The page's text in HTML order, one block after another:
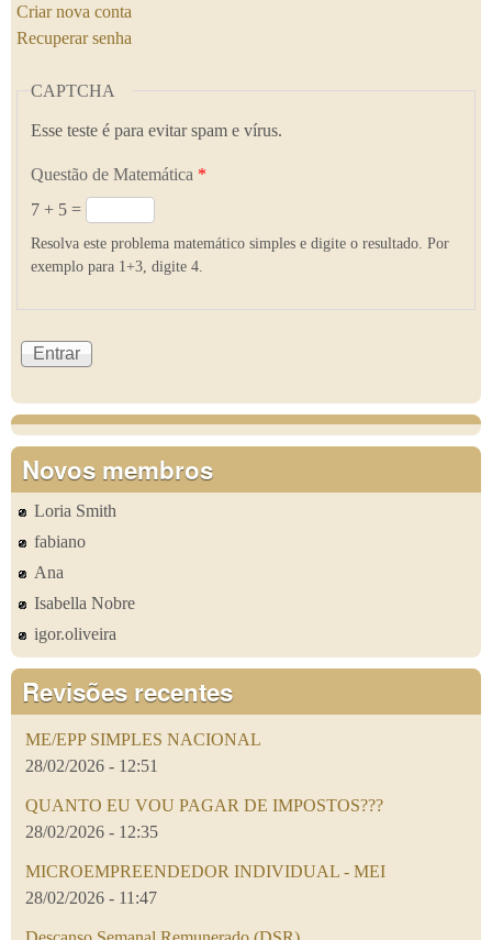
Criar nova conta
Recuperar senha
CAPTCHA
Esse teste é para evitar spam e vírus.
Questão de Matemática *
7 + 5 =
Resolva este problema matemático simples e digite o resultado. Por
exemplo para 1+3, digite 4.
Novos membros
Loria Smith
fabiano
Ana
Isabella Nobre
igor.oliveira
Revisões recentes
ME/EPP SIMPLES NACIONAL
28/02/2026 - 12:51
QUANTO EU VOU PAGAR DE IMPOSTOS???
28/02/2026 - 12:35
MICROEMPREENDEDOR INDIVIDUAL - MEI
28/02/2026 - 11:47